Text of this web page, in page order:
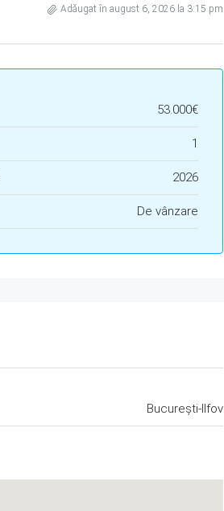
Adăugat în august 6, 2026 la 3:15 pm
53.000€
1
2026
De vânzare
București-Ilfov